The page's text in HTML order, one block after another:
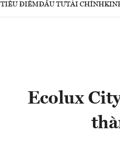
TIÊU ĐIỂMĐẦU TƯTÀI CHÍNH
Ecolux